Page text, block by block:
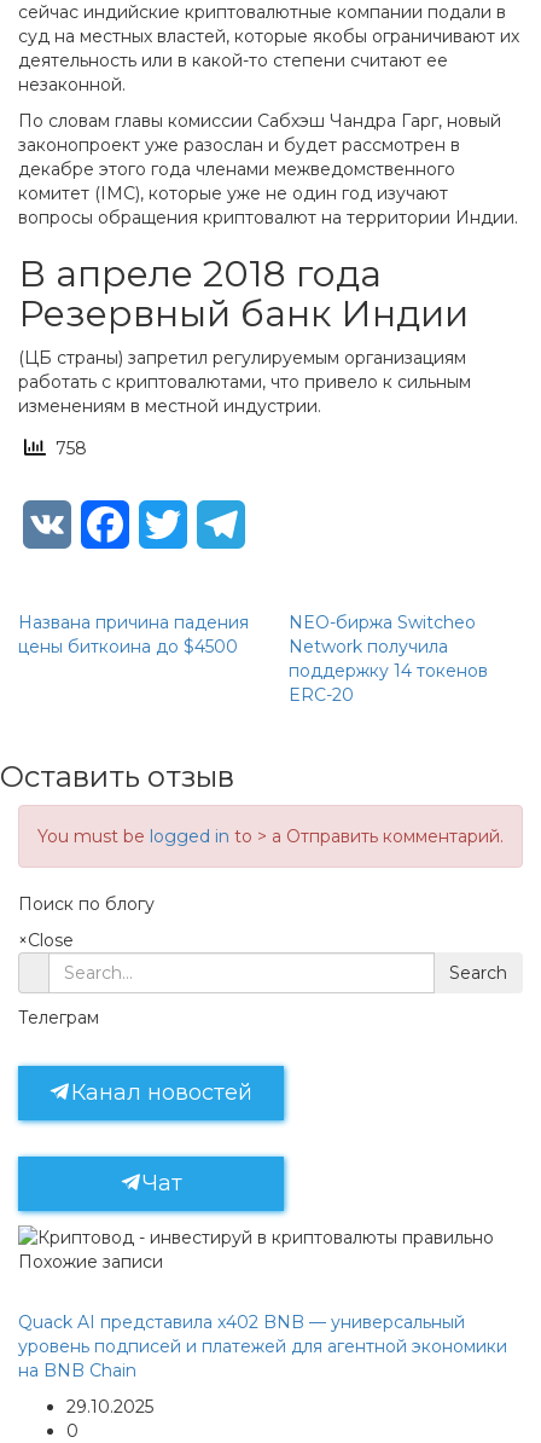
сейчас индийские криптовалютные компании подали в
суд на местных властей, которые якобы ограничивают их
деятельность или в какой-то степени считают ее
незаконной.
По словам главы комиссии Сабхэш Чандра Гарг, новый
законопроект уже разослан и будет рассмотрен в
декабре этого года членами межведомственного
комитет (IMC), которые уже не один год изучают
вопросы обращения криптовалют на территории Индии.
В апреле 2018 года
Резервный банк Индии
(ЦБ страны) запретил регулируемым организациям
работать с криптовалютами, что привело к сильным
изменениям в местной индустрии.
758
VK FacebookTwitter
Названа причина падения
цены биткоина до $4500
NEO-биржа Switcheo
Network получила
поддержку 14 токенов
ERC-20
Оставить отзыв
You must be logged in to > a Отправить комментарий.
Поиск по блогу
×Close
Search
Телеграм
Канал новостей
Чат
Похожие записи
Quack AI представила x402 BNB — универсальный
уровень подписей и платежей для агентной экономики
на BNB Chain
29.10.2025
0